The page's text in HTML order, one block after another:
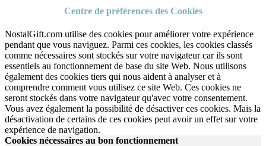
Centre de préférences des Cookies
NostalGift.com utilise des cookies pour améliorer votre expérience
pendant que vous naviguez. Parmi ces cookies, les cookies classés
comme nécessaires sont stockés sur votre navigateur car ils sont
essentiels au fonctionnement de base du site Web. Nous utilisons
également des cookies tiers qui nous aident à analyser et à
comprendre comment vous utilisez ce site Web. Ces cookies ne
seront stockés dans votre navigateur qu'avec votre consentement.
Vous avez également la possibilité de désactiver ces cookies. Mais la
désactivation de certains de ces cookies peut avoir un effet sur votre
expérience de navigation.
Cookies nécessaires au bon fonctionnement